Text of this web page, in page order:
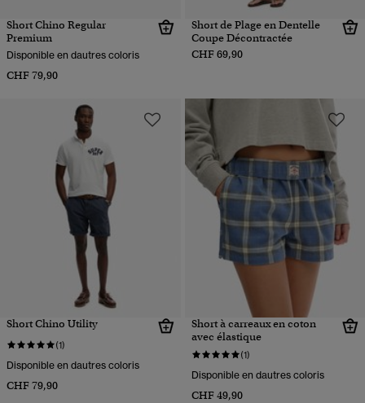
Short Chino Regular
Premium
Disponible en dautres coloris
CHF 79,90
Short de Plage en Dentelle
Coupe Décontractée
CHF 69,90
Short Chino Utility
(1)
Disponible en dautres coloris
CHF 79,90
Short à carreaux en coton
avec élastique
(1)
Disponible en dautres coloris
CHF 49,90